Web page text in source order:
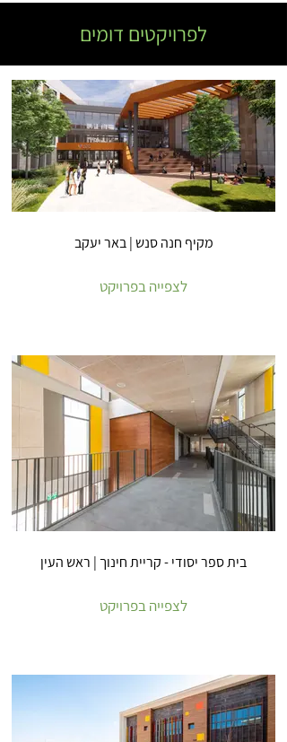
לפרויקטים דומים
מקיף חנה סנש | באר יעקב
לצפייה בפרויקט
בית ספר יסודי - קריית חינוך | ראש העין
לצפייה בפרויקט